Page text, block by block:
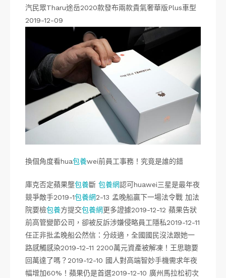
汽民眾Tharu途岳2020款發布兩款貴氣奢華版Plus車型
2019-12-09
換個角度看hua包養wei前員工事務！究竟是誰的錯
庫克否定蘋果壟包養斷 包養網認可huawei三星是最年夜
競爭敵手2019-1包養網2-13 孟晚船贏下一場法令戰 加法
院要檢包養方提交包養網更多證據2019-12-12 蘋果告狀
前高管變節公司，卻被反訴涉嫌侵略員工隱私2019-12-11
任正非批孟晚船公然信：分歧適，全國國民沒法跟她一
路感觸感染2019-12-11 2200萬元資產被解凍！王思聰要
回萬達了嗎？2019-12-10 國人對高端智妙手機需求年夜
幅增加60%！蘋果仍是首選2019-12-10 廣州馬拉松初次